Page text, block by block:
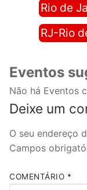
Rio de
RJ-Rio
Eventos
Não há Eventos
Deixe um
O seu endereço
Campos
COMENTÁRIO *